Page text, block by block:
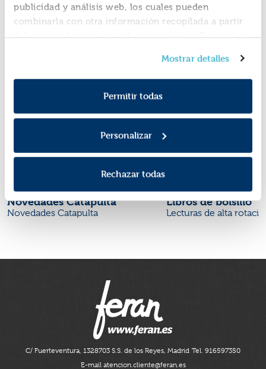
publicidad y análisis web, los cuales pueden
combinarla con otra información recopilada a partir
del uso que hayas hecho de sus servicios. Recuerda
consentimiento en cualquier momento. Para más
información consulta laPolítica de Cookiesy la
Política de Privacidad.
Mostrar detalles
Permitir todas
Personalizar
Rechazar todas
Novedades Catapulta
Novedades Catapulta
Libros de bolsillo
Lecturas de alta
C/ Fuerteventura, 1328703 S.S. de los Reyes, Madrid Tel. 916597350
E-mail atencion.cliente@feran.es